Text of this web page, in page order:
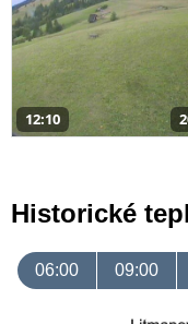
12:10
Historické
06:00 09:00